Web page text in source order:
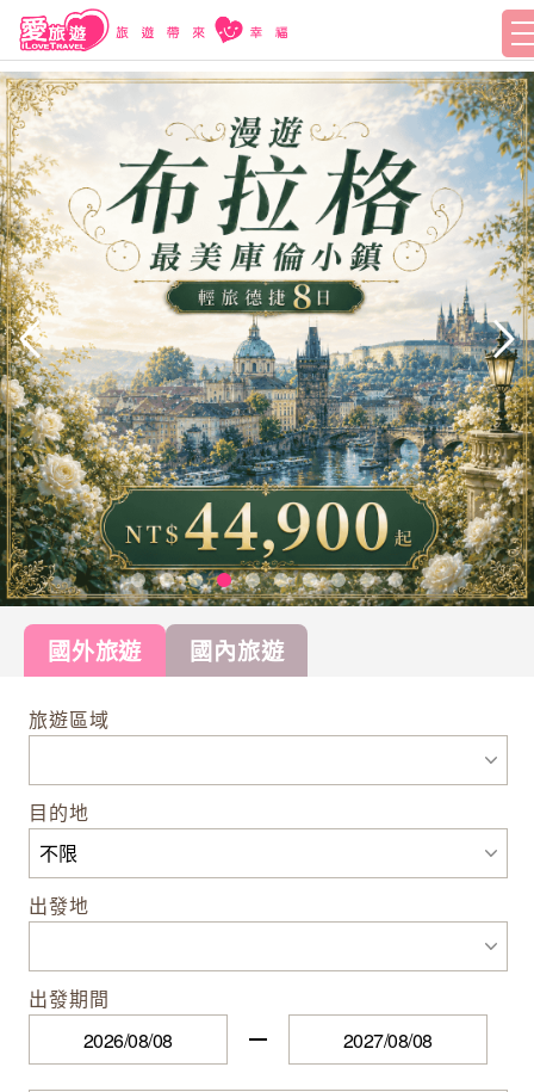
國外旅遊 國內旅遊
旅遊區域
目的地
出發地
出發期間